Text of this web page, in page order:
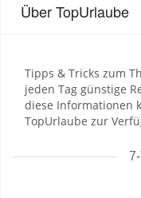
Über TopUrlaube
Tipps & Tricks zum
jeden Tag günstige
diese Informationen
TopUrlaube zur